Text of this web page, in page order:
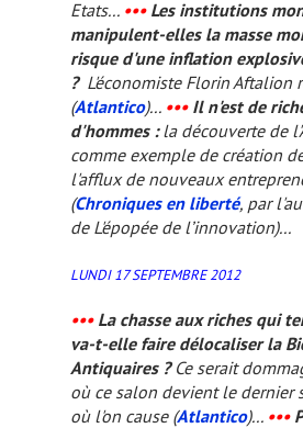
Etats... •••Les institutions
manipulent-elles la masse
risque d'une inflation
?L'économiste Florin Aftalion
(Atlantico)... •••Il n'est de
d'hommes :la découverte de
comme exemple de création
l'afflux de nouveaux
(Chroniques en liberté, par
de L'épopée de l’innovation)...
LUNDI 17 SEPTEMBRE 2012
•••La chasse aux riches qui
va-t-elle faire délocaliser la
Antiquaires ?Ce serait
où ce salon devient le dernier
où l'on cause (Atlantico)... •••